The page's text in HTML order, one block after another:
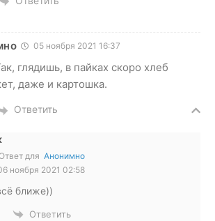
05 ноября 2021 16:37
глядишь, в пайках скоро хлеб
даже и картошка.
Ответить
для Анонимно
ноября 2021 02:58
ближе))
Ответить